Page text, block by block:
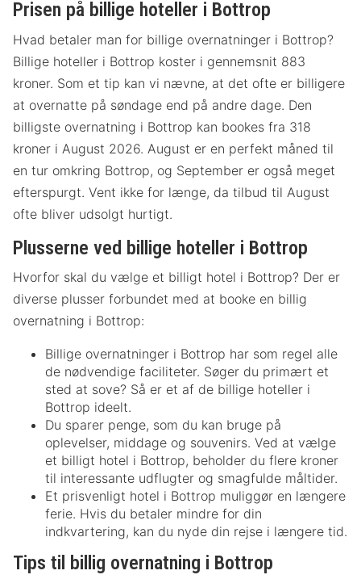
Prisen på billige hoteller i Bottrop
Hvad betaler man for billige overnatninger i Bottrop?
Billige hoteller i Bottrop koster i gennemsnit 883
kroner. Som et tip kan vi nævne, at det ofte er billigere
at overnatte på søndage end på andre dage. Den
billigste overnatning i Bottrop kan bookes fra 318
kroner i August 2026. August er en perfekt måned til
en tur omkring Bottrop, og September er også meget
efterspurgt. Vent ikke for længe, da tilbud til August
ofte bliver udsolgt hurtigt.
Plusserne ved billige hoteller i Bottrop
Hvorfor skal du vælge et billigt hotel i Bottrop? Der er
diverse plusser forbundet med at booke en billig
overnatning i Bottrop:
Billige overnatninger i Bottrop har som regel alle
de nødvendige faciliteter. Søger du primært et
sted at sove? Så er et af de billige hoteller i
Bottrop ideelt.
Du sparer penge, som du kan bruge på
oplevelser, middage og souvenirs. Ved at vælge
et billigt hotel i Bottrop, beholder du flere kroner
til interessante udflugter og smagfulde måltider.
Et prisvenligt hotel i Bottrop muliggør en længere
ferie. Hvis du betaler mindre for din
indkvartering, kan du nyde din rejse i længere tid.
Tips til billig overnatning i Bottrop